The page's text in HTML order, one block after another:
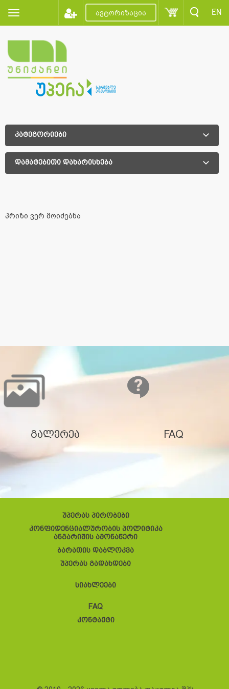
ავტორიზაცია EN
კატეგორიები
დამატებითი დახარისხება
პრიზი ვერ მოიძებნა
გალერეა FAQ
უპერას პირობები
კონფიდენციალურობის პოლიტიკა
ანგარიშის ამონაწერი
ბარათის დაბლოკვა
უპერას გადახდები
სიახლეები
FAQ
კონტაქტი